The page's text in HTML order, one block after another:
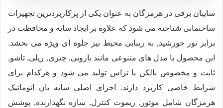
سایبان برقی در هرمزگان به عنوان یکی از پرکاربردترین تجهیزات
ساختمانی شناخته می شود که علاوه بر ایجاد سایه و محافظت در
برابر نور خورشید, به زیبایی محیط نیز جلوه ای ویژه می بخشد.
این محصول با مدل های متنوعی مانند بازویی, چتری, ریلی, تاشو,
ثابت و مخصوص بالکن یا تراس تولید می شود و هرکدام برای
شرایط خاصی کاربرد دارند. اجزای اصلی سایه بان اتوماتیک
هرمزگان شامل موتور, ریموت کنترل, سازه نگهدارنده, پوشش